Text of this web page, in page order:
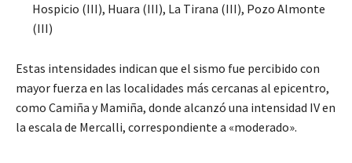
Hospicio (III), Huara (III), La Tirana (III), Pozo Almonte
(III)
Estas intensidades indican que el sismo fue percibido con
mayor fuerza en las localidades más cercanas al epicentro,
como Camiña y Mamiña, donde alcanzó una intensidad IV en
la escala de Mercalli, correspondiente a «moderado».